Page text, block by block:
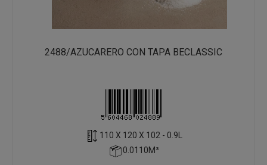
2488/AZUCARERO CON TAPA BECLASSIC
110 X 120 X 102 - 0.9L
0.0110M³